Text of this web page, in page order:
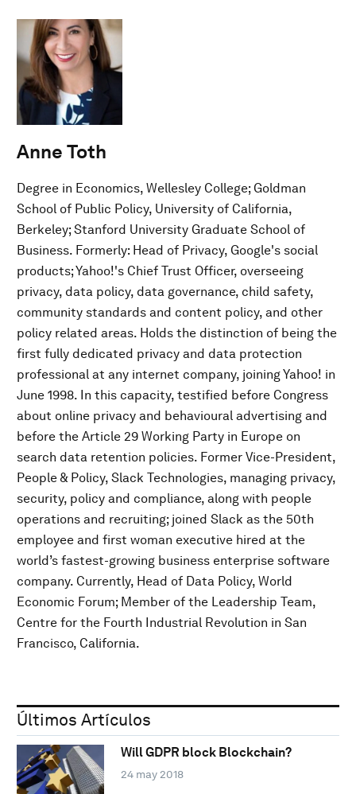
Anne Toth
Degree in Economics, Wellesley College; Goldman
School of Public Policy, University of California,
Berkeley; Stanford University Graduate School of
Business. Formerly: Head of Privacy, Google's social
products; Yahoo!'s Chief Trust Officer, overseeing
privacy, data policy, data governance, child safety,
community standards and content policy, and other
policy related areas. Holds the distinction of being the
first fully dedicated privacy and data protection
professional at any internet company, joining Yahoo! in
June 1998. In this capacity, testified before Congress
about online privacy and behavioural advertising and
before the Article 29 Working Party in Europe on
search data retention policies. Former Vice-President,
People & Policy, Slack Technologies, managing privacy,
security, policy and compliance, along with people
operations and recruiting; joined Slack as the 50th
employee and first woman executive hired at the
world’s fastest-growing business enterprise software
company. Currently, Head of Data Policy, World
Economic Forum; Member of the Leadership Team,
Centre for the Fourth Industrial Revolution in San
Francisco, California.
Últimos Artículos
Will GDPR block Blockchain?
24 may 2018